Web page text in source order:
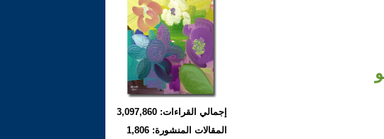
إجمالي القراءات: 3,097,860
المقالات المنشورة: 1,806